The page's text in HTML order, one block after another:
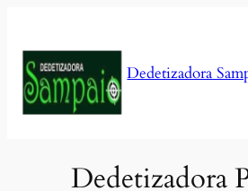
conteúdo
Dedetizadora
Dedetizadora